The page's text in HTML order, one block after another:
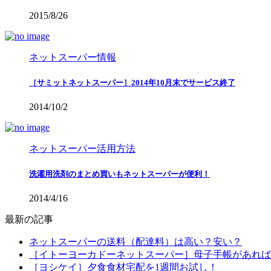
2015/8/26
ネットスーパー情報
［サミットネットスーパー］2014年10月末でサービス終了
2014/10/2
ネットスーパー活用方法
洗濯用洗剤のまとめ買いもネットスーパーが便利！
2014/4/16
最新の記事
ネットスーパーの送料（配達料）は高い？安い？
［イトーヨーカドーネットスーパー］母子手帳があれ
［ヨシケイ］夕食食材宅配を1週間お試し！